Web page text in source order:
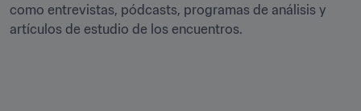
como entrevistas, pódcasts, programas de análisis y
artículos de estudio de los encuentros.